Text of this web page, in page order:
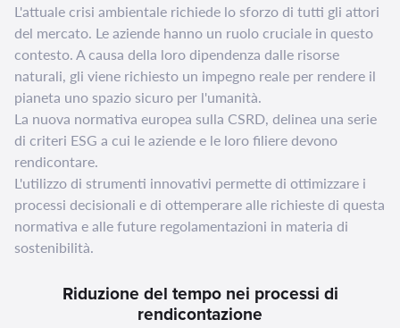
L'attuale crisi ambientale richiede lo sforzo di tutti gli attori
del mercato. Le aziende hanno un ruolo cruciale in questo
contesto. A causa della loro dipendenza dalle risorse
naturali, gli viene richiesto un impegno reale per rendere il
pianeta uno spazio sicuro per l'umanità.
La nuova normativa europea sulla CSRD, delinea una serie
di criteri ESG a cui le aziende e le loro filiere devono
rendicontare.
L'utilizzo di strumenti innovativi permette di ottimizzare i
processi decisionali e di ottemperare alle richieste di questa
normativa e alle future regolamentazioni in materia di
sostenibilità.
Riduzione del tempo nei processi di
rendicontazione